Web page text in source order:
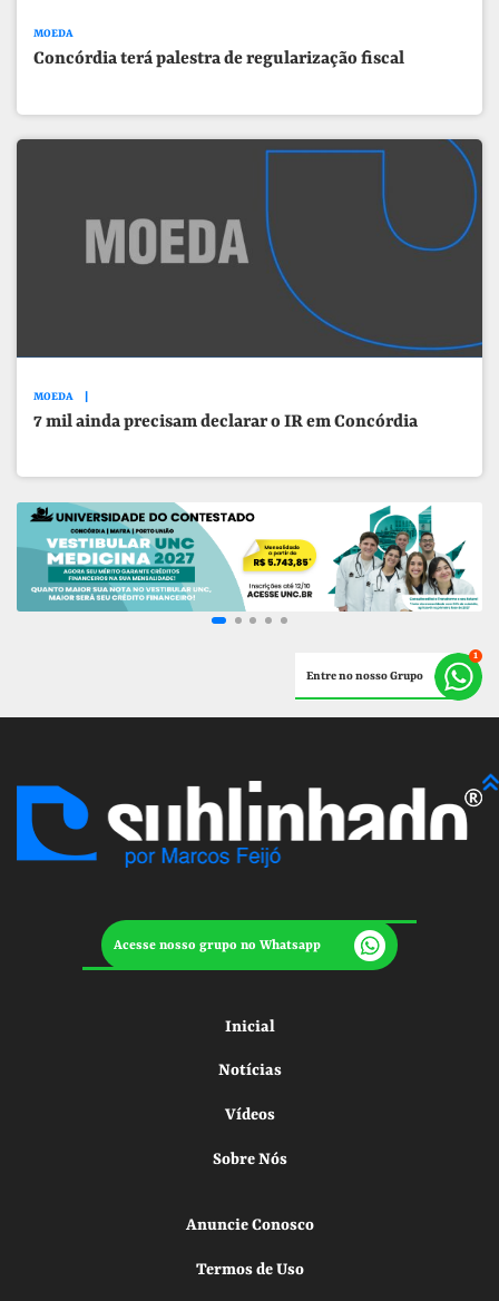
MOEDA
Concórdia terá palestra de regularização fiscal
MOEDA
7 mil ainda precisam declarar o IR em Concórdia
Entre no nosso Grupo
Acesse nosso grupo no Whatsapp
Inicial
Notícias
Vídeos
Sobre Nós
Anuncie Conosco
Termos de Uso